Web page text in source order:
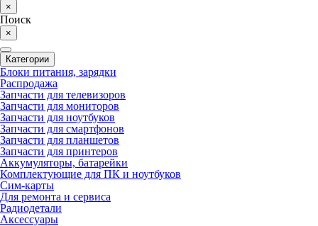
×
Поиск
×
Категории
Блоки питания, зарядки
Распродажа
Запчасти для телевизоров
Запчасти для мониторов
Запчасти для ноутбуков
Запчасти для смартфонов
Запчасти для планшетов
Запчасти для принтеров
Аккумуляторы, батарейки
Комплектующие для ПК и ноутбуков
Сим-карты
Для ремонта и сервиса
Радиодетали
Аксессуары